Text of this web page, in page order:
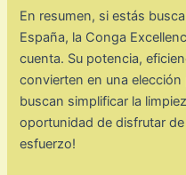
En resumen, si estás
España, la Conga
cuenta. Su potencia,
convierten en una
buscan simplificar la
oportunidad de disfrutar
esfuerzo!